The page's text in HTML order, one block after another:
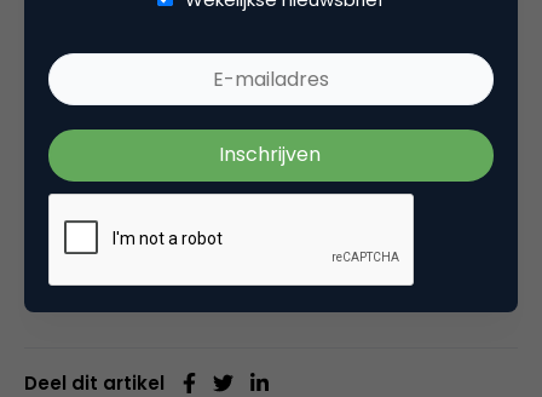
copyright meer over te hebben. Of alles wat je
deelt op Facebook blijkt opeens een bron voor
commerciële activiteiten van bedrijven te kunnen
gaan zich daar steeds drukker over maken. Mijn
verwachting is dat goeie bedrijven daarin mee
gaan: zij gaan vooraf vragen wat je wel of niet wilt
delen.”
Deel dit artikel